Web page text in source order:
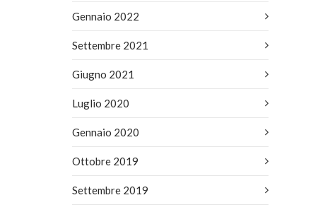
Gennaio 2022
Settembre 2021
Giugno 2021
Luglio 2020
Gennaio 2020
Ottobre 2019
Settembre 2019